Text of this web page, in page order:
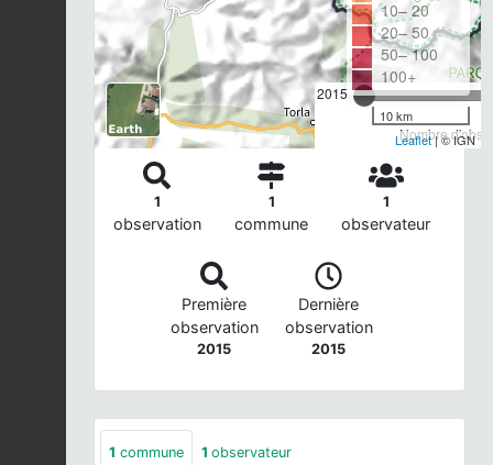
2015
Nombre
10– 20
20– 50
50– 100
100+
10 km
Leaflet| © IGN
1
observation
1
commune
1
observateur
Première
observation
2015
Dernière
observation
2015
1 commune 1 observateur